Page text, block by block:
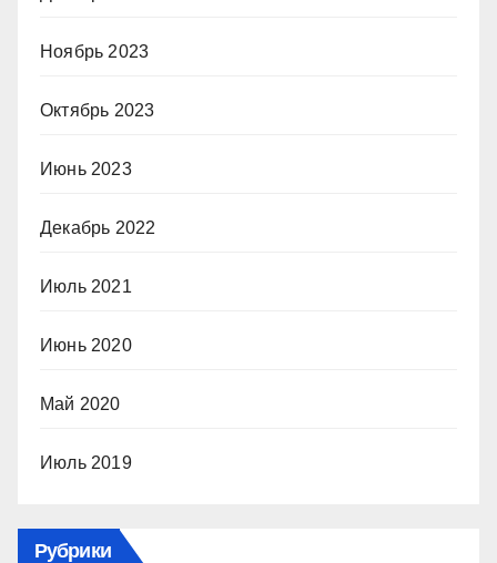
Ноябрь 2023
Октябрь 2023
Июнь 2023
Декабрь 2022
Июль 2021
Июнь 2020
Май 2020
Июль 2019
Рубрики